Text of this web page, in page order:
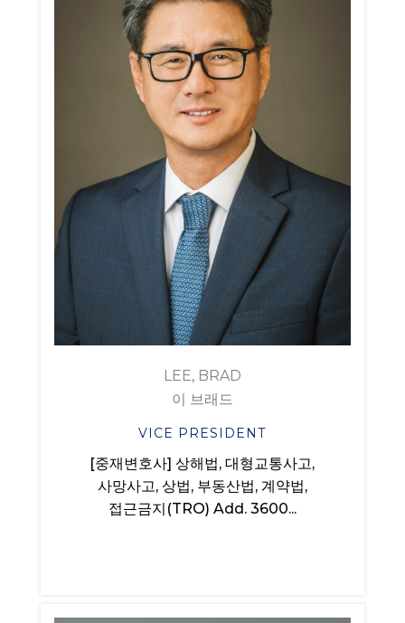
LEE, BRAD
이 브래드
VICE PRESIDENT
[중재변호사] 상해법, 대형교통사고,
사망사고, 상법, 부동산법, 계약법,
접근금지(TRO) Add. 3600...